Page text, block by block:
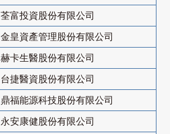
荃富投資股份有限公司
金皇資產管理股份有限公司
赫卡生醫股份有限公司
台捷醫資股份有限公司
鼎福能源科技股份有限公司
永安康健股份有限公司